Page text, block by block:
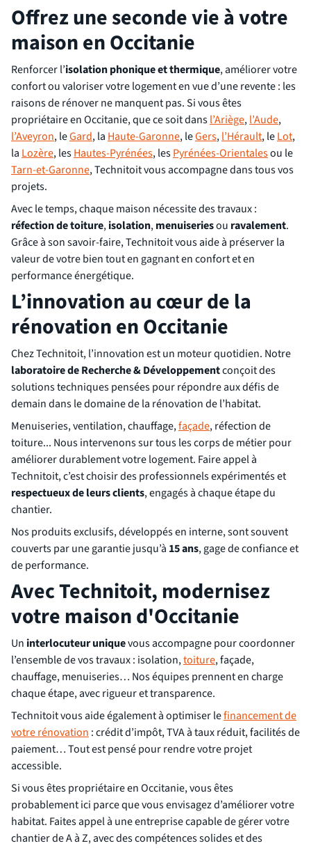
Offrez une seconde vie à votre
maison en Occitanie
Renforcer l’isolation phonique et thermique, améliorer votre
confort ou valoriser votre logement en vue d’une revente : les
raisons de rénover ne manquent pas. Si vous êtes
propriétaire en Occitanie, que ce soit dansl’Ariège,l’Aude,
l’Aveyron, leGard, la Haute-Garonne, leGers,l’Hérault, leLot,
la Lozère, lesHautes-Pyrénées, lesPyrénées-Orientalesou le
Tarn-et-Garonne, Technitoit vous accompagne dans tous vos
projets.
Avec le temps, chaque maison nécessite des travaux :
réfection de toiture,isolation,menuiseriesou ravalement.
Grâce à son savoir-faire, Technitoit vous aide à préserver la
valeur de votre bien tout en gagnant en confort et en
performance énergétique.
L’innovation au cœur de la
rénovation en Occitanie
Chez Technitoit, l’innovation est un moteur quotidien. Notre
laboratoire de Recherche & Développementconçoit des
solutions techniques pensées pour répondre aux défis de
demain dans le domaine de la rénovation de l’habitat.
Menuiseries, ventilation, chauffage,façade, réfection de
toiture... Nous intervenons sur tous les corps de métier pour
améliorer durablement votre logement. Faire appel à
Technitoit, c’est choisir des professionnels expérimentés et
respectueux de leurs clients, engagés à chaque étape du
chantier.
Nos produits exclusifs, développés en interne, sont souvent
couverts par une garantie jusqu’à 15 ans,gage de confiance et
de performance.
Avec Technitoit, modernisez
votre maison d'Occitanie
Un interlocuteur uniquevous accompagne pour coordonner
l’ensemble de vos travaux : isolation,toiture, façade,
chauffage, menuiseries… Nos équipes prennent en charge
chaque étape, avec rigueur et transparence.
Technitoit vous aide également à optimiser lefinancement de
votre rénovation : crédit d’impôt, TVA à taux réduit, facilités de
paiement… Tout est pensé pour rendre votre projet
accessible.
Si vous êtes propriétaire en Occitanie, vous êtes
probablement ici parce que vous envisagez d’améliorer votre
habitat. Faites appel à une entreprise capable de gérer votre
chantier de A à Z, avec des compétences solides et des